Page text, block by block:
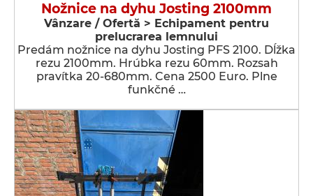
Nožnice na dyhu Josting 2100mm
Vânzare / Ofertă > Echipament pentru
prelucrarea lemnului
Predám nožnice na dyhu Josting PFS 2100. Dĺžka
rezu 2100mm. Hrúbka rezu 60mm. Rozsah
pravítka 20-680mm. Cena 2500 Euro. Plne
funkčné …